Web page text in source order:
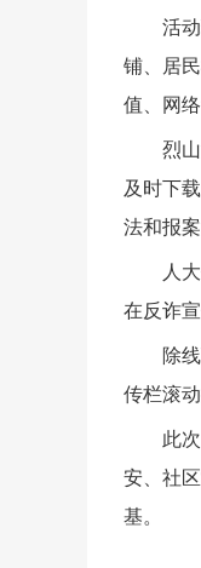
活
铺、居
值、网
烈
及时下
法和报案
人
在反诈
除
传栏滚
此
安、社
基。